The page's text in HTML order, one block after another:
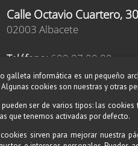
Calle Octavio Cuartero, 30
02003 Albacete
Teléfono: 609 87 80 89
Teléfono:619 46 76 52
E-mail:
galleta informática es un pequeño
cookies son nuestras y otras
ser de varios tipos: las
que tenemos activadas por defecto.
sirven para mejorar nuestra